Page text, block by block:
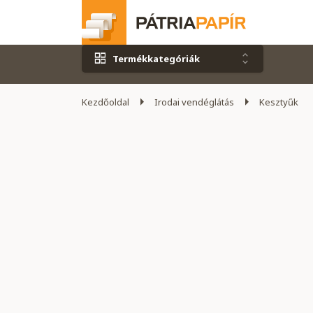
Termékkategóriák
Kezdőoldal
Irodai vendéglátás Kesztyűk